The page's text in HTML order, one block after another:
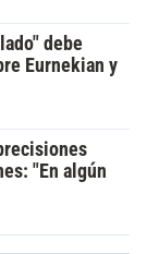
debe
Eurnekian y
"En algún